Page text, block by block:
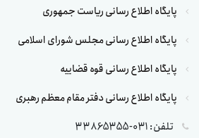
پایگاه اطلاع رسانی ریاست جمهوری
پایگاه اطلاع رسانی مجلس شورای اسلامی
پایگاه اطلاع رسانی قوه قضاییه
پایگاه اطلاع رسانی دفتر مقام معظم رهبری
تلفن: 031-33865355